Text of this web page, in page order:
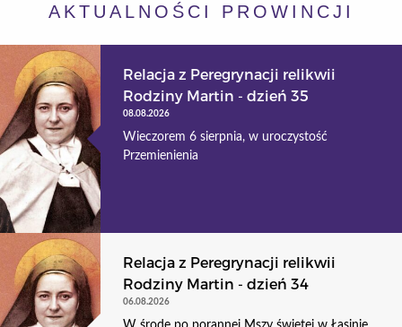
AKTUALNOŚCI PROWINCJI
Relacja z Peregrynacji relikwii
Rodziny Martin - dzień 35
08.08.2026
Wieczorem 6 sierpnia, w uroczystość
Przemienienia
Relacja z Peregrynacji relikwii
Rodziny Martin - dzień 34
06.08.2026